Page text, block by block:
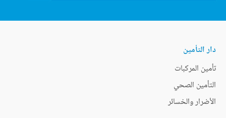
دار التأمين
تأمين المركبات
التأمين الصحي
الأضرار والخسائر